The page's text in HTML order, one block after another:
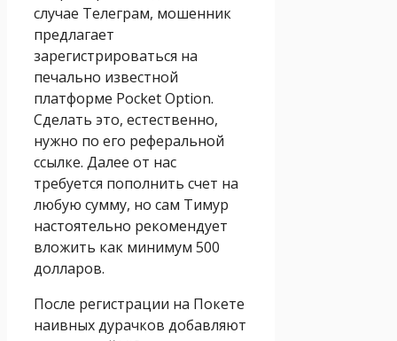
случае Телеграм, мошенник
предлагает
зарегистрироваться на
печально известной
платформе Pocket Option.
Сделать это, естественно,
нужно по его реферальной
ссылке. Далее от нас
требуется пополнить счет на
любую сумму, но сам Тимур
настоятельно рекомендует
вложить как минимум 500
долларов.
После регистрации на Покете
наивных дурачков добавляют